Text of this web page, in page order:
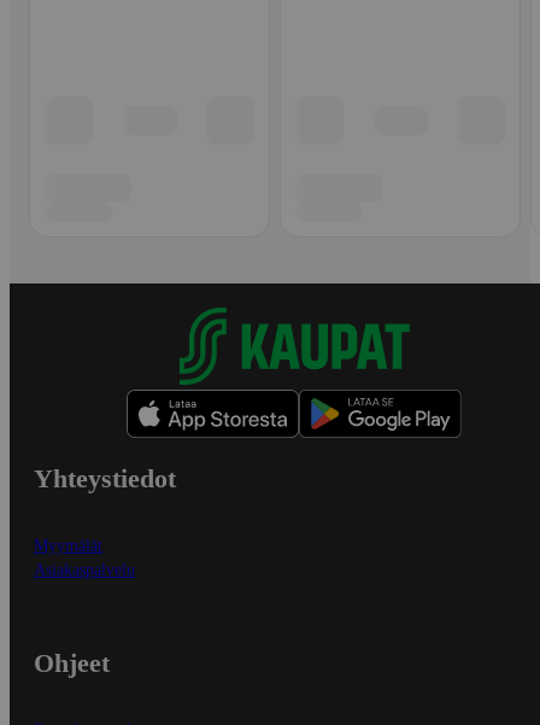
Yhteystiedot
Myymälät
Asiakaspalvelu
Ohjeet